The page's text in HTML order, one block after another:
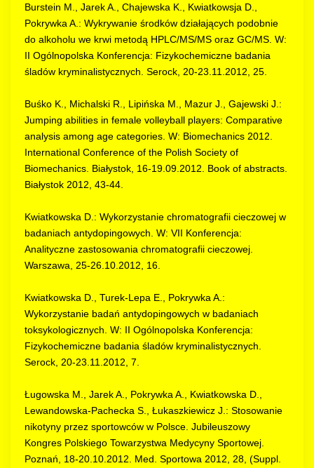
Burstein M., Jarek A., Chajewska K., Kwiatkowsja D.,
Pokrywka A.: Wykrywanie środków działających podobnie
do alkoholu we krwi metodą HPLC/MS/MS oraz GC/MS. W:
II Ogólnopolska Konferencja: Fizykochemiczne badania
śladów kryminalistycznych. Serock, 20-23.11.2012, 25.
Buśko K., Michalski R., Lipińska M., Mazur J., Gajewski J.:
Jumping abilities in female volleyball players: Comparative
analysis among age categories. W: Biomechanics 2012.
International Conference of the Polish Society of
Biomechanics. Białystok, 16-19.09.2012. Book of abstracts.
Białystok 2012, 43-44.
Kwiatkowska D.: Wykorzystanie chromatografii cieczowej w
badaniach antydopingowych. W: VII Konferencja:
Analityczne zastosowania chromatografii cieczowej.
Warszawa, 25-26.10.2012, 16.
Kwiatkowska D., Turek-Lepa E., Pokrywka A.:
Wykorzystanie badań antydopingowych w badaniach
toksykologicznych. W: II Ogólnopolska Konferencja:
Fizykochemiczne badania śladów kryminalistycznych.
Serock, 20-23.11.2012, 7.
Ługowska M., Jarek A., Pokrywka A., Kwiatkowska D.,
Lewandowska-Pachecka S., Łukaszkiewicz J.: Stosowanie
nikotyny przez sportowców w Polsce. Jubileuszowy
Kongres Polskiego Towarzystwa Medycyny Sportowej.
Poznań, 18-20.10.2012. Med. Sportowa 2012, 28, (Suppl.